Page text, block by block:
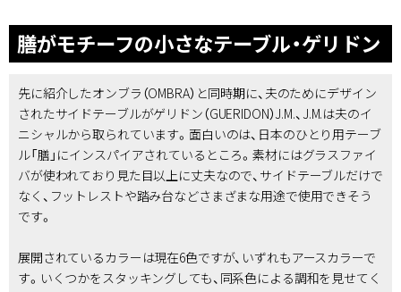
膳がモチーフの小さなテーブル・ゲリドン
先に紹介したオンブラ（OMBRA）と同時期に、夫のためにデザイン
されたサイドテーブルがゲリドン（GUERIDON）J.M.、J.M.は夫のイ
ニシャルから取られています。面白いのは、日本のひとり用テーブ
ル「膳」にインスパイアされているところ。素材にはグラスファイ
バが使われており見た目以上に丈夫なので、サイドテーブルだけで
なく、フットレストや踏み台などさまざまな用途で使用できそう
です。
展開されているカラーは現在6色ですが、いずれもアースカラーで
す。いくつかをスタッキングしても、同系色による調和を見せてく